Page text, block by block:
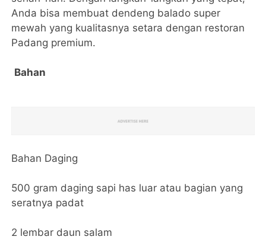
Anda bisa membuat dendeng balado super
mewah yang kualitasnya setara dengan restoran
Padang premium.
Bahan
Bahan Daging
500 gram daging sapi has luar atau bagian yang
seratnya padat
2 lembar daun salam